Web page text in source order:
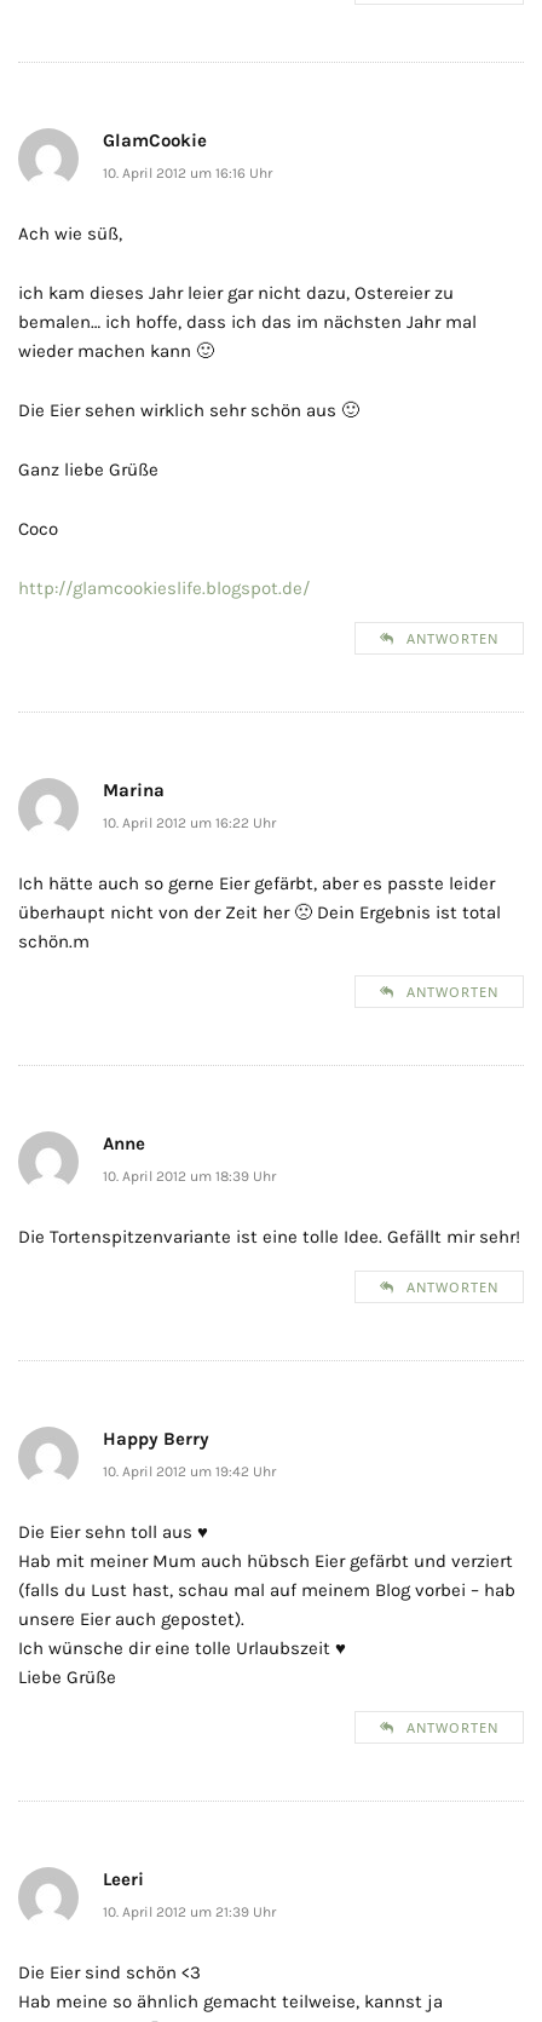
GlamCookie
10. April 2012 um 16:16 Uhr
Ach wie süß,
ich kam dieses Jahr leier gar nicht dazu, Ostereier zu
bemalen… ich hoffe, dass ich das im nächsten Jahr mal
wieder machen kann 🙂
Die Eier sehen wirklich sehr schön aus 🙂
Ganz liebe Grüße
Coco
http://glamcookieslife.blogspot.de/
ANTWORTEN
Marina
10. April 2012 um 16:22 Uhr
Ich hätte auch so gerne Eier gefärbt, aber es passte leider
überhaupt nicht von der Zeit her 🙁 Dein Ergebnis ist total
schön.m
ANTWORTEN
Anne
10. April 2012 um 18:39 Uhr
Die Tortenspitzenvariante ist eine tolle Idee. Gefällt mir sehr!
ANTWORTEN
Happy Berry
10. April 2012 um 19:42 Uhr
Die Eier sehn toll aus ♥
Hab mit meiner Mum auch hübsch Eier gefärbt und verziert
(falls du Lust hast, schau mal auf meinem Blog vorbei – hab
unsere Eier auch gepostet).
Ich wünsche dir eine tolle Urlaubszeit ♥
Liebe Grüße
ANTWORTEN
Leeri
10. April 2012 um 21:39 Uhr
Die Eier sind schön <3
Hab meine so ähnlich gemacht teilweise, kannst ja